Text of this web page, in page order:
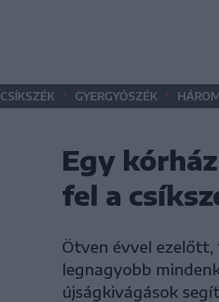
CSÍKSZÉK • GYERGYÓSZÉK •
Egy
fel a
Ötven évvel ezelőtt,
legnagyobb
újságkivágások